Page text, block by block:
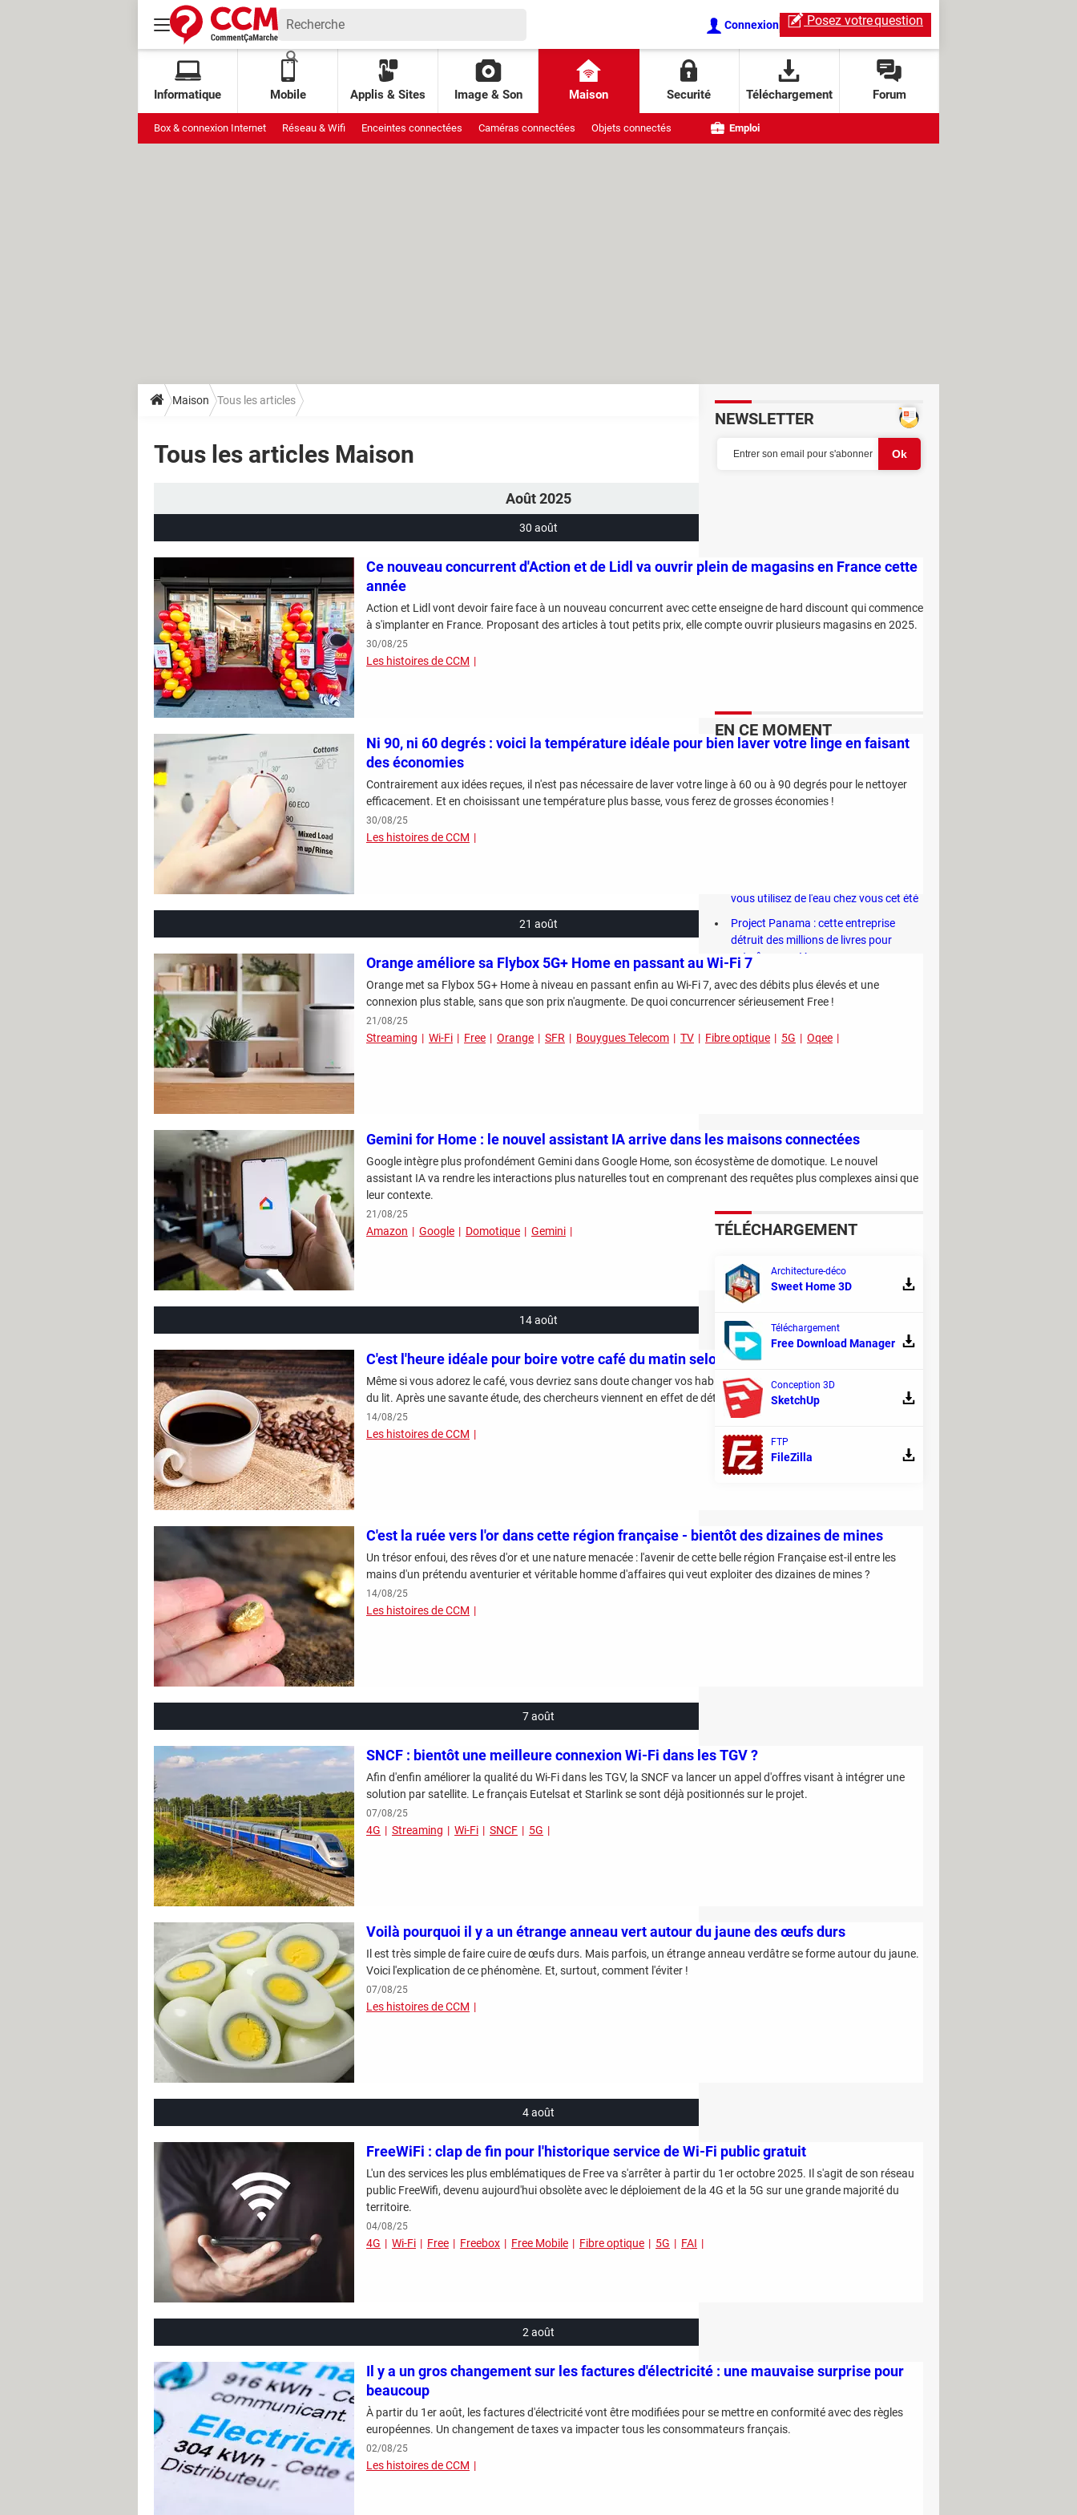
Connexion Posez votrequestion
Informatique Mobile Applis & Sites Image & Son Maison Securité Téléchargement Forum
Box & connexion Internet Réseau & Wifi Enceintes connectées Caméras connectées Objets connectés Emploi
Maison Tous les articles
Tous les articles Maison
Août 2025
30 août
Ce nouveau concurrent d'Action et de Lidl va ouvrir plein de magasins en France cette
année
Action et Lidl vont devoir faire face à un nouveau concurrent avec cette enseigne de hard discount qui commence
à s'implanter en France. Proposant des articles à tout petits prix, elle compte ouvrir plusieurs magasins en 2025.
30/08/25
Les histoires de CCM
Ni 90, ni 60 degrés : voici la température idéale pour bien laver votre linge en faisant
des économies
Contrairement aux idées reçues, il n'est pas nécessaire de laver votre linge à 60 ou à 90 degrés pour le nettoyer
efficacement. Et en choisissant une température plus basse, vous ferez de grosses économies !
30/08/25
Les histoires de CCM
21 août
Orange améliore sa Flybox 5G+ Home en passant au Wi-Fi 7
Orange met sa Flybox 5G+ Home à niveau en passant enfin au Wi-Fi 7, avec des débits plus élevés et une
connexion plus stable, sans que son prix n'augmente. De quoi concurrencer sérieusement Free !
21/08/25
Streaming Wi-Fi Free Orange SFR Bouygues Telecom TV Fibre optique 5G Oqee
Gemini for Home : le nouvel assistant IA arrive dans les maisons connectées
Google intègre plus profondément Gemini dans Google Home, son écosystème de domotique. Le nouvel
assistant IA va rendre les interactions plus naturelles tout en comprenant des requêtes plus complexes ainsi que
leur contexte.
21/08/25
Amazon Google Domotique Gemini
14 août
C'est l'heure idéale pour boire votre café du matin selon la science
Même si vous adorez le café, vous devriez sans doute changer vos habitudes et éviter d'en boire le matin au saut
du lit. Après une savante étude, des chercheurs viennent en effet de déterminer le moment idéal pour le déguster.
14/08/25
Les histoires de CCM
C'est la ruée vers l'or dans cette région française - bientôt des dizaines de mines
Un trésor enfoui, des rêves d'or et une nature menacée : l'avenir de cette belle région Française est-il entre les
mains d'un prétendu aventurier et véritable homme d'affaires qui veut exploiter des dizaines de mines ?
14/08/25
Les histoires de CCM
7 août
SNCF : bientôt une meilleure connexion Wi-Fi dans les TGV ?
Afin d'enfin améliorer la qualité du Wi-Fi dans les TGV, la SNCF va lancer un appel d'offres visant à intégrer une
solution par satellite. Le français Eutelsat et Starlink se sont déjà positionnés sur le projet.
07/08/25
4G Streaming Wi-Fi SNCF 5G
Voilà pourquoi il y a un étrange anneau vert autour du jaune des œufs durs
Il est très simple de faire cuire de œufs durs. Mais parfois, un étrange anneau verdâtre se forme autour du jaune.
Voici l'explication de ce phénomène. Et, surtout, comment l'éviter !
07/08/25
Les histoires de CCM
4 août
FreeWiFi : clap de fin pour l'historique service de Wi-Fi public gratuit
L'un des services les plus emblématiques de Free va s'arrêter à partir du 1er octobre 2025. Il s'agit de son réseau
public FreeWifi, devenu aujourd'hui obsolète avec le déploiement de la 4G et la 5G sur une grande majorité du
territoire.
04/08/25
4G Wi-Fi Free Freebox Free Mobile Fibre optique 5G FAI
2 août
Il y a un gros changement sur les factures d'électricité : une mauvaise surprise pour
beaucoup
À partir du 1er août, les factures d'électricité vont être modifiées pour se mettre en conformité avec des règles
européennes. Un changement de taxes va impacter tous les consommateurs français.
02/08/25
Les histoires de CCM
NEWSLETTER
EN CE MOMENT
pour piocher discrètement dans votre
compte bancaire
vous utilisez de l'eau chez vous cet été
Project Panama : cette entreprise
détruit des millions de livres pour
entraîner son IA
TÉLÉCHARGEMENT
Architecture-déco
Sweet Home 3D
Téléchargement
Free Download Manager
Conception 3D
SketchUp
FTP
FileZilla